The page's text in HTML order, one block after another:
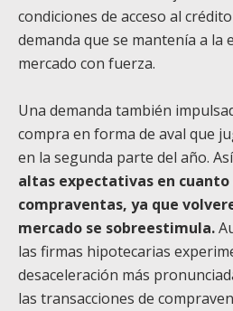
condiciones de acceso al
demanda que se mantenía a la
mercado con fuerza.
Una demanda también
compra en forma de aval que
en la segunda parte del año.
altas expectativas en cuanto
compraventas, ya que
mercado se sobreestimula.
las firmas hipotecarias
desaceleración más
las transacciones de